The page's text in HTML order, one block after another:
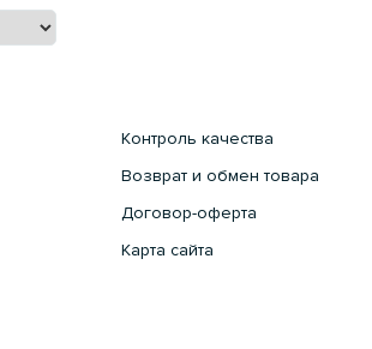
Контроль качества
Возврат и обмен товара
Договор-оферта
Карта сайта